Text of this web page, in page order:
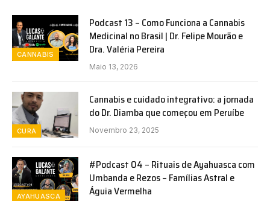
CANNABIS
Podcast 13 – Como Funciona a Cannabis
Medicinal no Brasil | Dr. Felipe Mourão e
Dra. Valéria Pereira
Maio 13, 2026
CURA
Cannabis e cuidado integrativo: a jornada
do Dr. Diamba que começou em Peruíbe
Novembro 23, 2025
AYAHUASCA
#Podcast 04 – Rituais de Ayahuasca com
Umbanda e Rezos – Famílias Astral e
Águia Vermelha